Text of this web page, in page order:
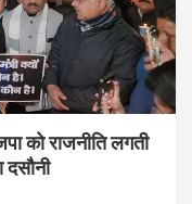
को राजनीति लगती
दसौनी